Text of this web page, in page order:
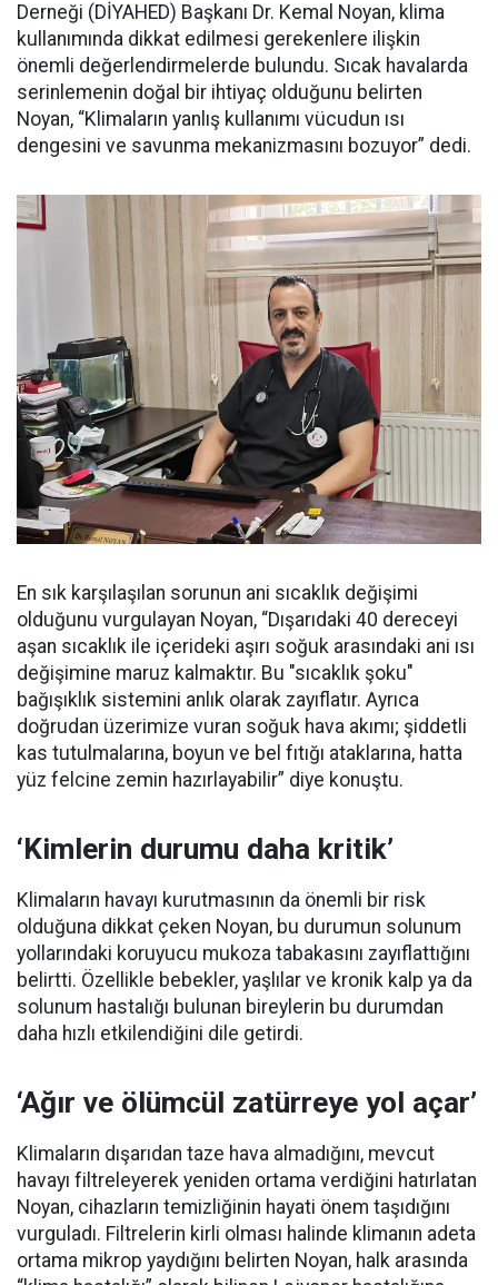
Derneği (DİYAHED) Başkanı Dr. Kemal Noyan, klima
kullanımında dikkat edilmesi gerekenlere ilişkin
önemli değerlendirmelerde bulundu. Sıcak havalarda
serinlemenin doğal bir ihtiyaç olduğunu belirten
Noyan, “Klimaların yanlış kullanımı vücudun ısı
dengesini ve savunma mekanizmasını bozuyor” dedi.
En sık karşılaşılan sorunun ani sıcaklık değişimi
olduğunu vurgulayan Noyan, “Dışarıdaki 40 dereceyi
aşan sıcaklık ile içerideki aşırı soğuk arasındaki ani ısı
değişimine maruz kalmaktır. Bu "sıcaklık şoku"
bağışıklık sistemini anlık olarak zayıflatır. Ayrıca
doğrudan üzerimize vuran soğuk hava akımı; şiddetli
kas tutulmalarına, boyun ve bel fıtığı ataklarına, hatta
yüz felcine zemin hazırlayabilir” diye konuştu.
‘Kimlerin durumu daha kritik’
Klimaların havayı kurutmasının da önemli bir risk
olduğuna dikkat çeken Noyan, bu durumun solunum
yollarındaki koruyucu mukoza tabakasını zayıflattığını
belirtti. Özellikle bebekler, yaşlılar ve kronik kalp ya da
solunum hastalığı bulunan bireylerin bu durumdan
daha hızlı etkilendiğini dile getirdi.
‘Ağır ve ölümcül zatürreye yol açar’
Klimaların dışarıdan taze hava almadığını, mevcut
havayı filtreleyerek yeniden ortama verdiğini hatırlatan
Noyan, cihazların temizliğinin hayati önem taşıdığını
vurguladı. Filtrelerin kirli olması halinde klimanın adeta
ortama mikrop yaydığını belirten Noyan, halk arasında